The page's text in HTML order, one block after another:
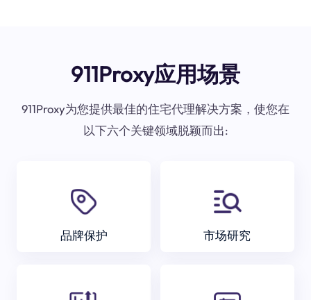
911Proxy应用场景
911Proxy为您提供最佳的住宅代理解决方案，使您在
以下六个关键领域脱颖而出:
品牌保护 市场研究